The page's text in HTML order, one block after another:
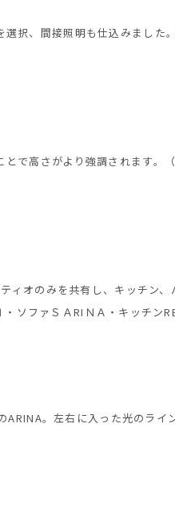
択、間接照明も仕込みました
で高さがより強調されます。
ィオのみを共有し、キッチン
ソファＳＡRIＮＡ・キッチン
。左右に入った光のライ